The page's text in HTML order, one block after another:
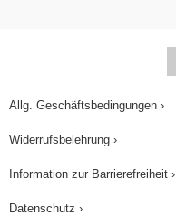
Allg. Geschäftsbedingungen ›
Widerrufsbelehrung ›
Information zur Barrierefreiheit ›
Datenschutz ›